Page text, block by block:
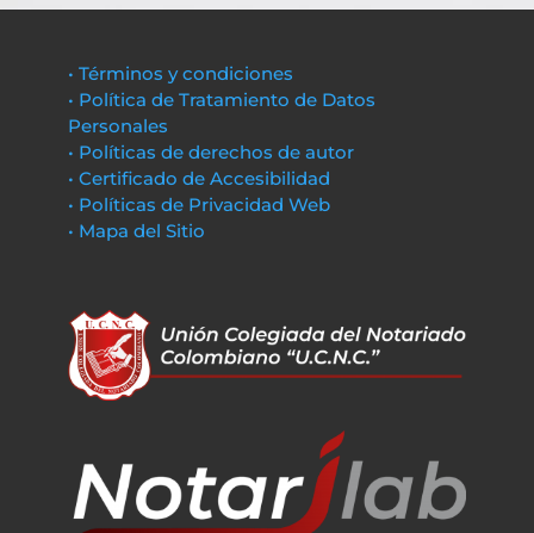
• Términos y condiciones
• Política de Tratamiento de Datos
Personales
• Políticas de derechos de autor
• Certificado de Accesibilidad
• Políticas de Privacidad Web
• Mapa del Sitio